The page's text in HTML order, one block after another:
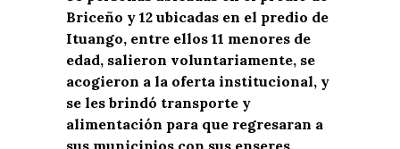
Briceño y 12 ubicadas en el predio de
Ituango, entre ellos 11 menores de
edad, salieron voluntariamente, se
acogieron a la oferta institucional, y
se les brindó transporte y
alimentación para que regresaran a
sus municipios con sus enseres.